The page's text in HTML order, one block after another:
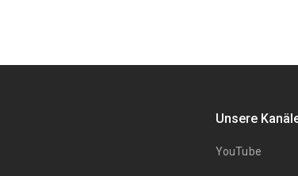
Unsere
YouTube